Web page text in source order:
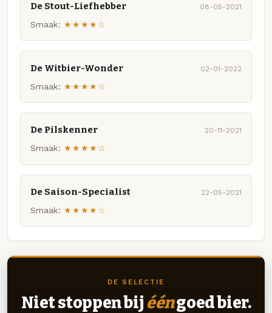
De Stout-Liefhebber 08-05-2021
Smaak: ★★★★☆
De Witbier-Wonder 02-01-2022
Smaak: ★★★★☆
De Pilskenner 20-11-2021
Smaak: ★★★★☆
De Saison-Specialist 22-05-2021
Smaak: ★★★★☆
DE SELECTIE
Niet stoppen bij ééngoed bier.